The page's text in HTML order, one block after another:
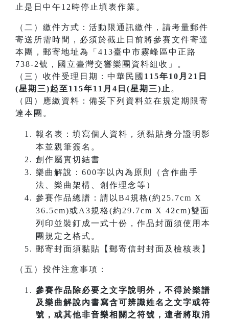
止是日中午12時停止填表作業。
（二）繳件方式：活動限通訊繳件，請考量郵件
寄送所需時間，必須於截止日前將參賽文件寄達
本團，郵寄地址為「413臺中市霧峰區中正路
738-2號，國立臺灣交響樂團資料組收」。
（三）收件受理日期：中華民國 115年10月21日
(星期三)起至115年11月4日(星期三)止 。
（四）應繳資料：備妥下列資料並在規定期限寄
達本團。
報名表：填寫個人資料，須黏貼身分證明影
本並親筆簽名。
創作屬實切結書
樂曲解說：600字以內為原則（含作曲手
法、樂曲架構、創作理念等）
參賽作品總譜：請以B4規格(約25.7cm X
36.5cm)或A3規格(約29.7cm X 42cm)雙面
列印並裝釘成一式十份，作品封面須使用本
團規定之格式。
郵寄封面須黏貼【郵寄信封封面及檢核表】
（五）投件注意事項：
參賽作品除必要之文字說明外，不得於樂譜
及樂曲解說內書寫含可辨識姓名之文字或符
號，或其他非音樂相關之符號，違者將取消